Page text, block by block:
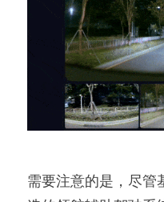
需要注意的是，尽管